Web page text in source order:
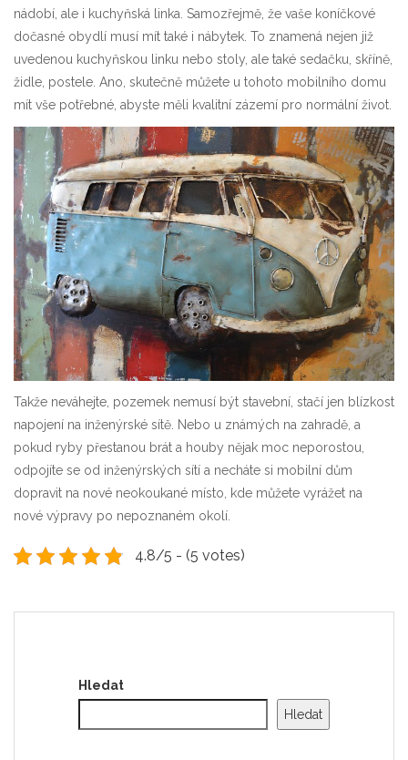
nádobí, ale i kuchyňská linka. Samozřejmě, že vaše koníčkové
dočasné obydlí musí mít také i nábytek. To znamená nejen již
uvedenou kuchyňskou linku nebo stoly, ale také sedačku, skříně,
židle, postele. Ano, skutečně můžete u tohoto mobilního domu
mít vše potřebné, abyste měli kvalitní zázemí pro normální život.
Takže neváhejte, pozemek nemusí být stavební, stačí jen blízkost
napojení na inženýrské sítě. Nebo u známých na zahradě, a
pokud ryby přestanou brát a houby nějak moc neporostou,
odpojíte se od inženýrských sítí a necháte si mobilní dům
dopravit na nové neokoukané místo, kde můžete vyrážet na
nové výpravy po nepoznaném okolí.
4.8/5 - (5 votes)
Hledat
Hledat